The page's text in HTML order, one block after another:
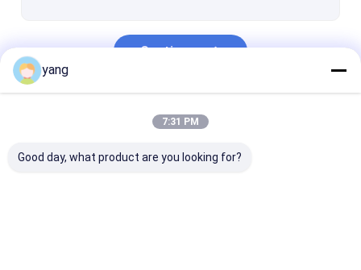
Continue
yang
7:31 PM
Good day, what product are you looking for?